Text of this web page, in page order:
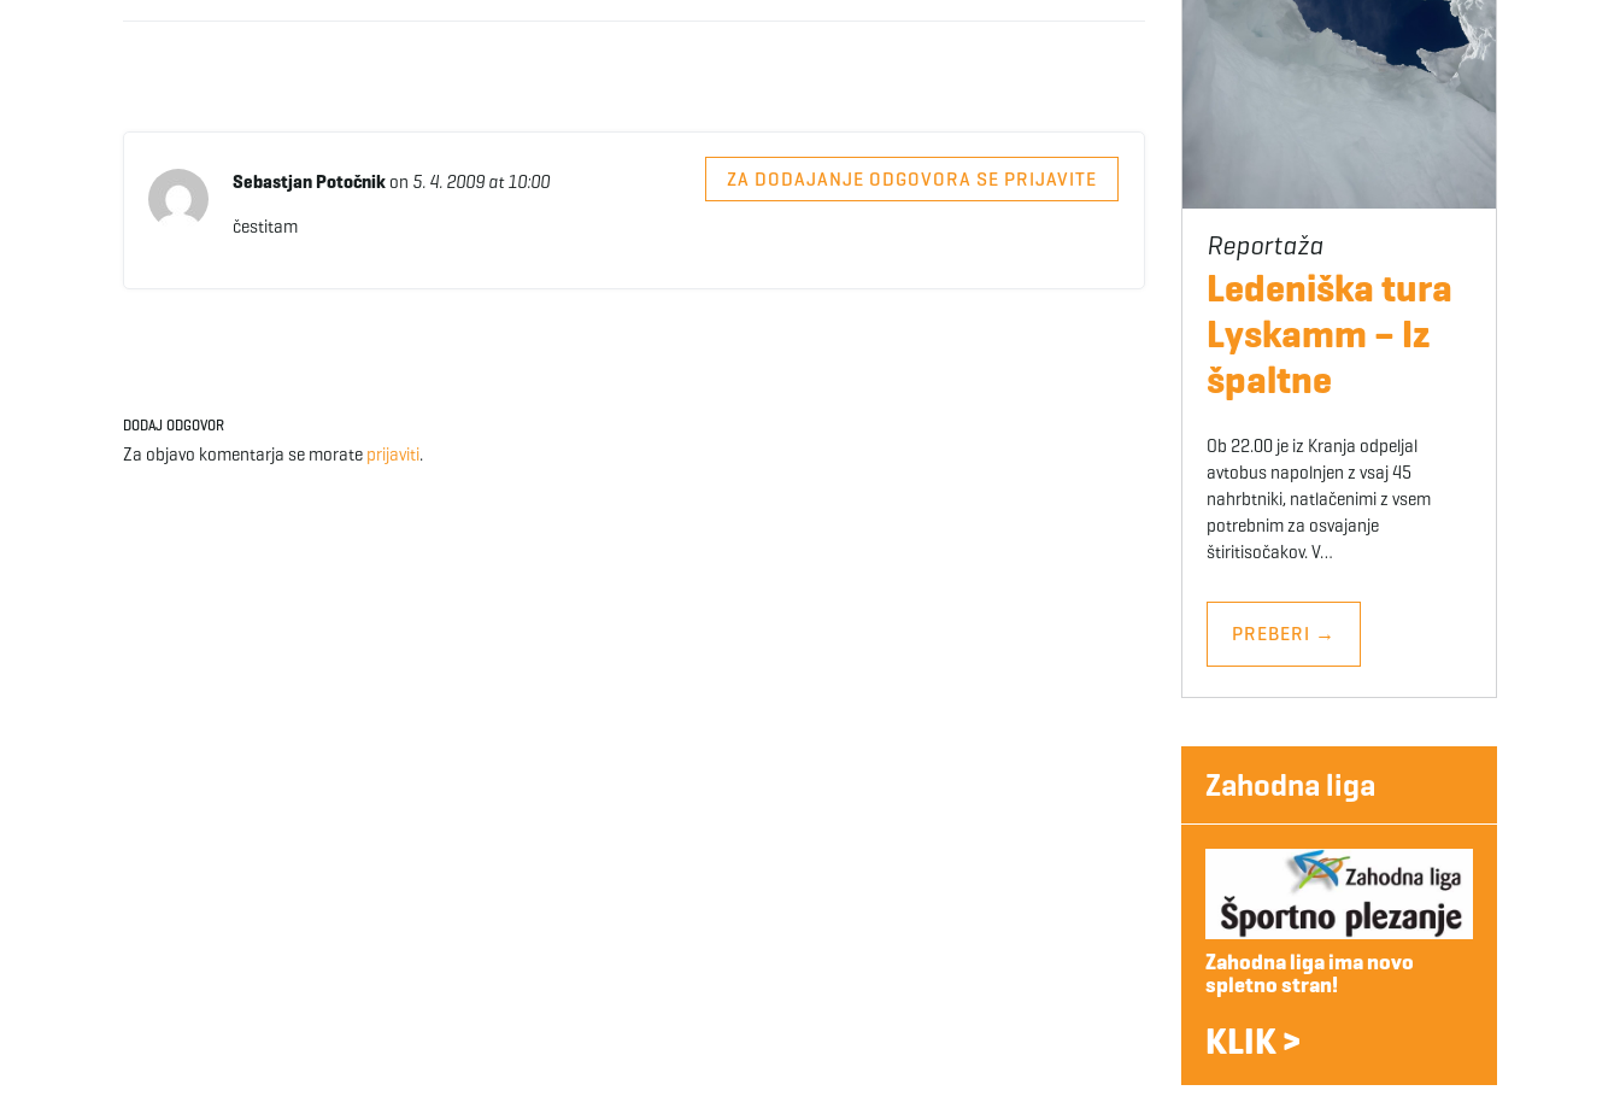
Sebastjan Potočnikon 5. 4. 2009 at 10:00 ZA DODAJANJE ODGOVORA SE PRIJAVITE
čestitam
DODAJ ODGOVOR
Za objavo komentarja se morate prijaviti.
Ledeniška tura
Lyskamm – Iz
špaltne
Ob 22.00 je iz Kranja odpeljal
avtobus napolnjen z vsaj 45
nahrbtniki, natlačenimi z vsem
potrebnim za osvajanje
štiritisočakov. V…
PREBERI →
Zahodna liga
Zahodna liga ima novo
spletno stran!
KLIK >